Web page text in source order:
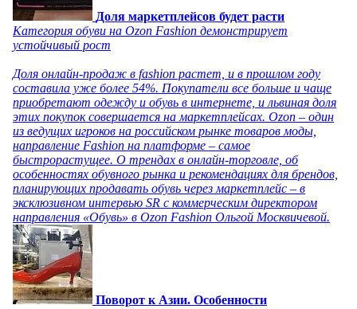
Доля маркетплейсов будет расти
Категория обуви на Ozon Fashion демонстрирует
устойчивый рост
Доля онлайн-продаж в fashion растет, и в прошлом году
составила уже более 54%. Покупатели все больше и чаще
приобретают одежду и обувь в интернете, и львиная доля
этих покупок совершается на маркетплейсах. Ozon – один
из ведущих игроков на российском рынке товаров моды,
направление Fashion на платформе – самое
быстрорастущее. О трендах в онлайн-торговле, об
особенностях обувного рынка и рекомендациях для брендов,
планирующих продавать обувь через маркетплейс – в
эксклюзивном интервью SR с коммерческим директором
направления «Обувь» в Ozon Fashion Ольгой Москвичевой.
Поворот к Азии. Особенности